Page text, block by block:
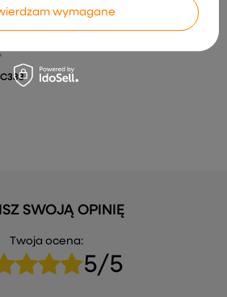
SWOJĄ OPINIĘ
Twoja ocena:
5/5
wymagane